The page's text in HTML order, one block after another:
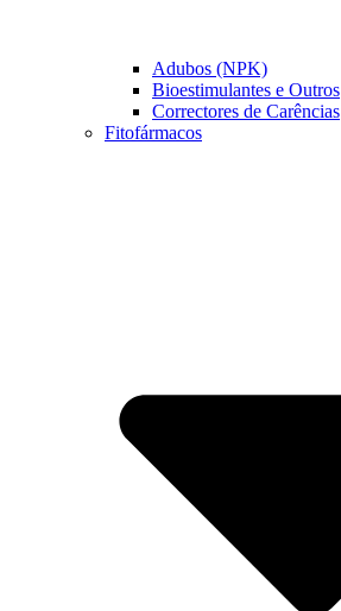
Adubos (NPK)
Bioestimulantes e Outros
Correctores de Carências
Fitofármacos